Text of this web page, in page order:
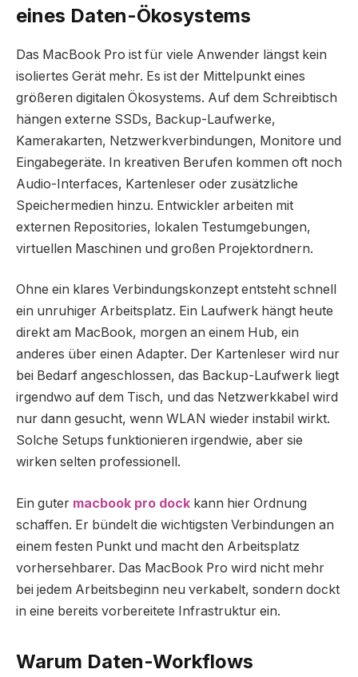
eines Daten-Ökosystems
Das MacBook Pro ist für viele Anwender längst kein
isoliertes Gerät mehr. Es ist der Mittelpunkt eines
größeren digitalen Ökosystems. Auf dem Schreibtisch
hängen externe SSDs, Backup-Laufwerke,
Kamerakarten, Netzwerkverbindungen, Monitore und
Eingabegeräte. In kreativen Berufen kommen oft noch
Audio-Interfaces, Kartenleser oder zusätzliche
Speichermedien hinzu. Entwickler arbeiten mit
externen Repositories, lokalen Testumgebungen,
virtuellen Maschinen und großen Projektordnern.
Ohne ein klares Verbindungskonzept entsteht schnell
ein unruhiger Arbeitsplatz. Ein Laufwerk hängt heute
direkt am MacBook, morgen an einem Hub, ein
anderes über einen Adapter. Der Kartenleser wird nur
bei Bedarf angeschlossen, das Backup-Laufwerk liegt
irgendwo auf dem Tisch, und das Netzwerkkabel wird
nur dann gesucht, wenn WLAN wieder instabil wirkt.
Solche Setups funktionieren irgendwie, aber sie
wirken selten professionell.
Ein guter macbook pro dock kann hier Ordnung
schaffen. Er bündelt die wichtigsten Verbindungen an
einem festen Punkt und macht den Arbeitsplatz
vorhersehbarer. Das MacBook Pro wird nicht mehr
bei jedem Arbeitsbeginn neu verkabelt, sondern dockt
in eine bereits vorbereitete Infrastruktur ein.
Warum Daten-Workflows